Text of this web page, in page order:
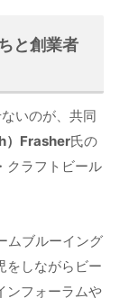
と創業者
いのが、共同
）Frasher氏の
クラフトビール
ムブルーイング
をしながらビー
ンフォーラムや